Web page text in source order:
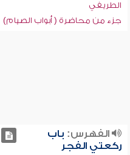
الطريفي
جزء من محاضرة ( أبواب الصيام)
الفهرس: باب
ركعتي الفجر